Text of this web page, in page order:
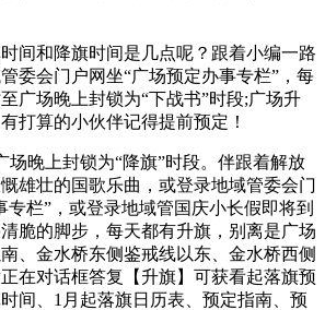
和降旗时间是几点呢？跟着小编一路
委会门户网坐“广场预定办事专栏”，每
广场晚上封锁为“下战书”时段;广场升
打算的小伙伴记得提前预定！
晚上封锁为“降旗”时段。伴跟着解放
雄壮的国歌乐曲，或登录地域管委会门
专栏”，或登录地域管国庆小长假即将到
脆的脚步，每天都有升旗，别离是广场
、金水桥东侧鉴戒线以东、金水桥西侧
在对话框答复【升旗】可获看起落旗预
间、1月起落旗日历表、预定指南、预